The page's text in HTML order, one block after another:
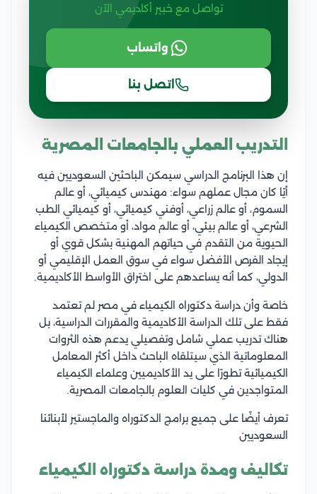
تواصل مع خبير أكاديمي الآن
واتساب
اتصل بنا
التدريب العملي بالجامعات المصرية
إن هذا البرنامج الدراسي سيمكن الباحثين السعوديين فيه
أيًا كان مجال عملهم سواء: مهندس كيميائي، أو عالم
السموم، أو عالم زراعي، أوفني كيميائي، أو كيميائي الطب
الشرعي، أو عالم بيئي، أو عالم مواد، أو متخصص الكيمياء
الحيوية من التقدم في حياتهم المهنية بشكل قوي أو
إيجاد الفرص الأفضل سواء في سوق العمل الإقليمي أو
الدولي، كما أنه يساعدهم على اختراق الأواسط الأكاديمية.
خاصة وأن دراسة دكتوراه الكيمياء في مصر لم تعتمد
فقط على تلك الدراسة الأكاديمية والمقررات الدراسية، بل
هناك تدريب عملي شامل وتفصيلي يدعم هذه الثروات
المعلوماتية الذي سيتلقاه الباحث داخل أكثر المعامل
الكيميائية تطورًا على يد الأكاديميين وعلماء الكيمياء
المتواجدين في كليات العلوم بالجامعات المصرية.
تعرف أيضًا على جميع برامج الدكتوراه والماجستير لأبنائنا
السعوديين
تكاليف ومدة دراسة دكتوراه الكيمياء